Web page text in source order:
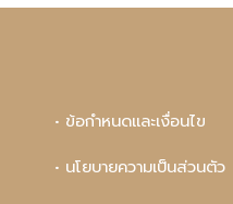
• ข้อกำหนดและเงื่อนไข
• นโยบายความเป็นส่วนตัว